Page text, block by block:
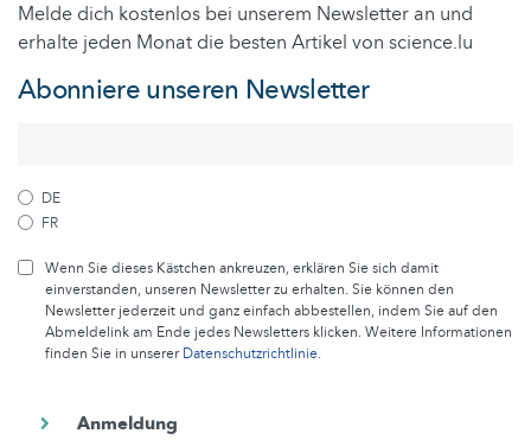
Melde dich kostenlos bei unserem Newsletter an und
erhalte jeden Monat die besten Artikel von science.lu
Abonniere unseren Newsletter
DE
FR
Wenn Sie dieses Kästchen ankreuzen, erklären Sie sich damit
einverstanden, unseren Newsletter zu erhalten. Sie können den
Newsletter jederzeit und ganz einfach abbestellen, indem Sie auf den
Abmeldelink am Ende jedes Newsletters klicken. Weitere Informationen
finden Sie in unsererDatenschutzrichtlinie.